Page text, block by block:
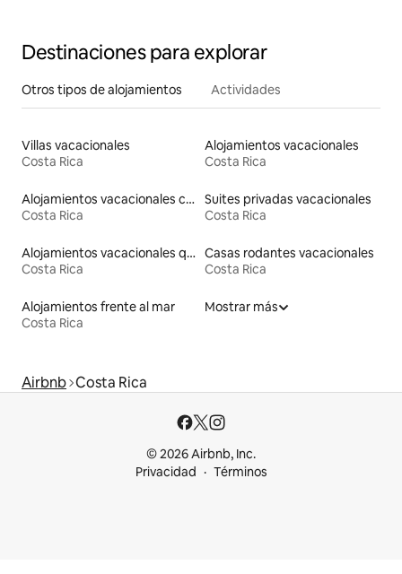
Destinaciones para explorar
Otros tipos de alojamientos Actividades
Villas vacacionales
Costa Rica
Alojamientos vacacionales
Costa Rica
Alojamientos vacacionales con piscina
Costa Rica
Suites privadas vacacionales
Costa Rica
Alojamientos vacacionales que admiten mascotas
Costa Rica
Casas rodantes vacacionales
Costa Rica
Alojamientos frente al mar
Costa Rica
Mostrar más
Airbnb Costa Rica
© 2026 Airbnb, Inc.
Privacidad
Términos